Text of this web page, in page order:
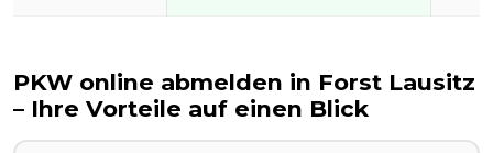
PKW online abmelden in Forst Lausitz
– Ihre Vorteile auf einen Blick